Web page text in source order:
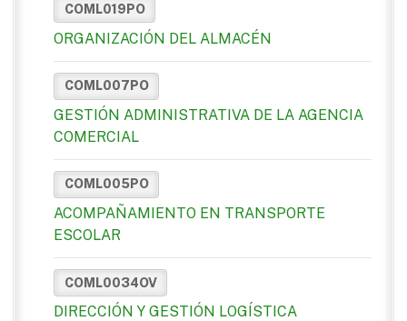
COML019PO
ORGANIZACIÓN DEL ALMACÉN
COML007PO
GESTIÓN ADMINISTRATIVA DE LA AGENCIA
COMERCIAL
COML005PO
ACOMPAÑAMIENTO EN TRANSPORTE
ESCOLAR
COML0034OV
DIRECCIÓN Y GESTIÓN LOGÍSTICA